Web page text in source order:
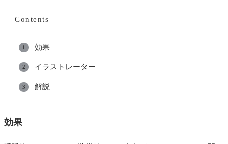
Contents
効果
イラストレーター
解説
効果